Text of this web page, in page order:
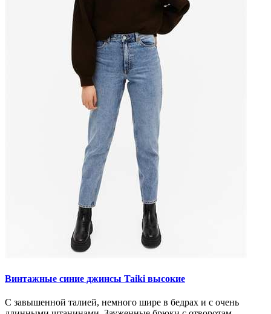
Винтажные синие джинсы Taiki высокие
С завышенной талией, немного шире в бедрах и с очень